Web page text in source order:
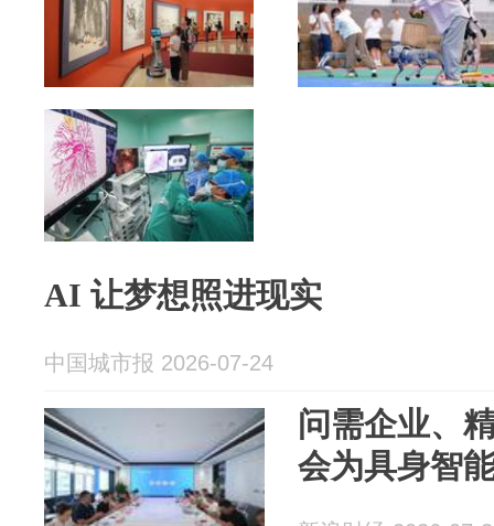
AI 让梦想照进现实
中国城市报 2026-07-24
问需企业、
会为具身智